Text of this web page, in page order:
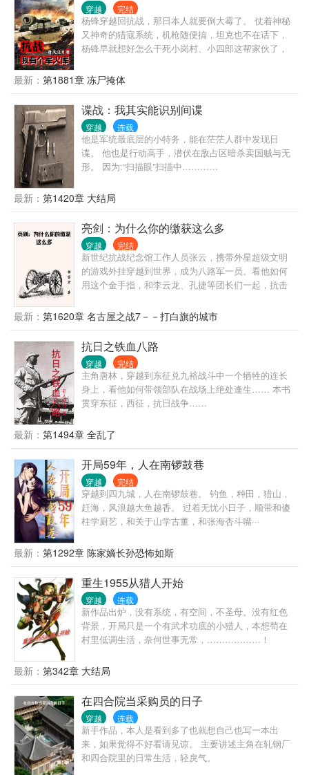
穿越 完结
杨锋穿越回抗战，那日本人就要倒大霉了。 仗着神秘
又神奇的猎寇系统，机枪随便搞，坦克也不在话下，
杨锋早就想好怎么干死小岗村、小四郎这帮家伙了，
了……
最新： 第1881章 冻尸掩体
谍战：我其实能识别间谍
穿越 连载
他是军统最底层的小特务，能在茫茫人群中发现日
谍。 他也是行动高手，潜伏在敌占区暗杀卖国贼与无
形。 因为:“扫描眼”扫描中…………
最新： 第1420章 大结局
亮剑：为什么你的缴获这么多
穿越 完结
新世纪抗战纪念馆工作人员张云，携带外星超级文明
的游戏外挂穿越到世界，成为八路军一员。看他如何
用这个金手指，和李云龙、孔捷等团长们一起，抗击
器！
最新： 第1620章 名古屋之战7－－打白旗的城市
抗日之铁血八路
穿越 完结
主角唐林，穿越到东征兑九裕战斗中一个牺牲的连长
身上，看他如何带领部队在战场上绝处逢生…… 本书
贯穿东征，西征，抗日战争……
最新： 第1494章 全乱了
开局59年，人在南锣鼓巷
穿越 完结
穿越到四九城，人在南锣鼓巷。 钓鱼，种田，猎山，
赶海，风浪越大鱼越香。 过着无忧小日子，顺带和傻
柱学厨艺，和关于山学古董，和张海杏斗嘴···
最新： 第1292章 陈家嫡长孙恐怖如斯
重生1955从猎人开始
穿越 连载
新作品出炉，没有系统，有空间，不圣母。没有红色
背景，开局只是一个有武术功底的小猎人，本想苟在
村里低调生活，奈何世事无常，………………！
最新： 第342章 大结局
在四合院当采购员的日子
穿越 连载
新手作品，本人是看到多了也就想自己也写一本出
来，如果觉得不好看请见谅。 主要讲述主角在轧钢厂
和四合院里的日常生活，轻戾气。